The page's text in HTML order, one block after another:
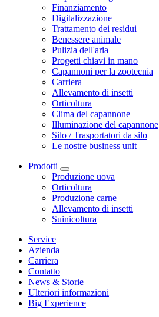
Finanziamento
Digitalizzazione
Trattamento dei residui
Benessere animale
Pulizia dell'aria
Progetti chiavi in mano
Capannoni per la zootecnia
Carriera
Allevamento di insetti
Orticoltura
Clima del capannone
Illuminazione del capannone
Silo / Trasportatori da silo
Le nostre business unit
Prodotti
Produzione uova
Orticoltura
Produzione carne
Allevamento di insetti
Suinicoltura
Service
Azienda
Carriera
Contatto
News & Storie
Ulteriori informazioni
Big Experience